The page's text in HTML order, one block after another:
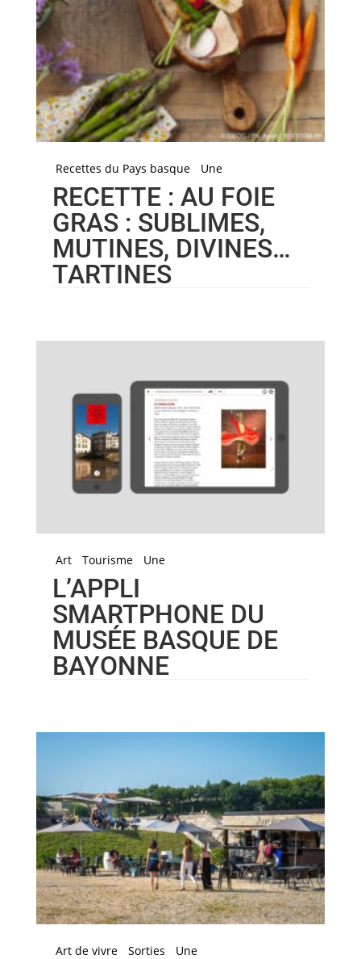
Recettes du Pays basque Une
RECETTE : AU FOIE
GRAS : SUBLIMES,
MUTINES, DIVINES…
TARTINES
Art Tourisme Une
L’APPLI
SMARTPHONE DU
MUSÉE BASQUE DE
BAYONNE
Art de vivre Sorties Une